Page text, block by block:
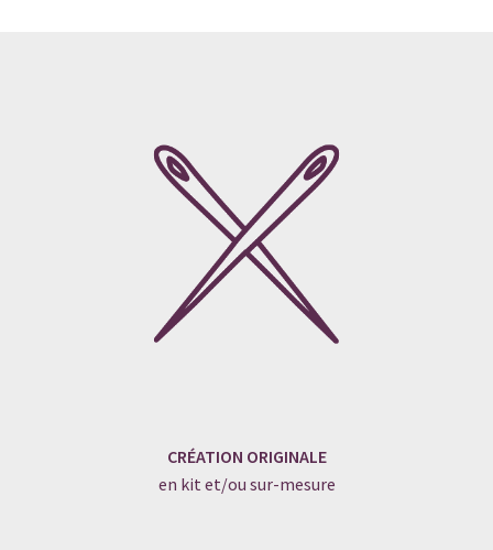
CRÉATION ORIGINALE
en kit et/ou sur-mesure